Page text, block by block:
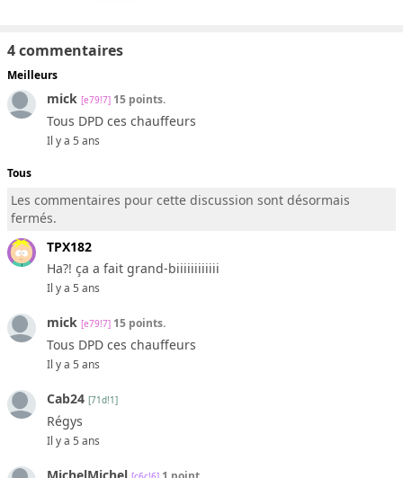
4 commentaires
Meilleurs
mick [e79!7] 15 points.
Tous DPD ces chauffeurs
Il y a 5 ans
Tous
Les commentaires pour cette discussion sont désormais
fermés.
TPX182
Ha?! ça a fait grand-biiiiiiiiiiii
Il y a 5 ans
mick [e79!7] 15 points.
Tous DPD ces chauffeurs
Il y a 5 ans
Cab24 [71d!1]
Régys
Il y a 5 ans